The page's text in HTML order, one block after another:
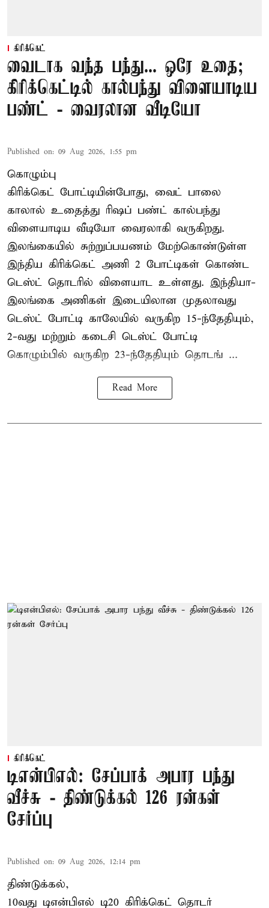
கிரிக்கெட்
வைடாக வந்த பந்து... ஒரே உதை;
கிரிக்கெட்டில் கால்பந்து விளையாடிய
பண்ட் - வைரலான வீடியோ
Published on: 09 Aug 2026, 1:55 pm
கொழும்பு
கிரிக்கெட் போட்டியின்போது, வைட் பாலை
காலால் உதைத்து ரிஷப் பண்ட் கால்பந்து
விளையாடிய வீடியோ வைரலாகி வருகிறது.
இலங்கையில் சுற்றுப்பயணம் மேற்கொண்டுள்ள
இந்திய கிரிக்கெட் அணி 2 போட்டிகள் கொண்ட
டெஸ்ட் தொடரில் விளையாட உள்ளது. இந்தியா-
இலங்கை அணிகள் இடையிலான முதலாவது
டெஸ்ட் போட்டி காலேயில் வருகிற 15-ந்தேதியும்,
2-வது மற்றும் கடைசி டெஸ்ட் போட்டி
கொழும்பில் வருகிற 23-ந்தேதியும் தொடங் ...
Read More
கிரிக்கெட்
டிஎன்பிஎல்: சேப்பாக் அபார பந்து
வீச்சு - திண்டுக்கல் 126 ரன்கள்
சேர்ப்பு
Published on: 09 Aug 2026, 12:14 pm
திண்டுக்கல்,
10வது டிஎன்பிஎல் டி20 கிரிக்கெட் தொடர்